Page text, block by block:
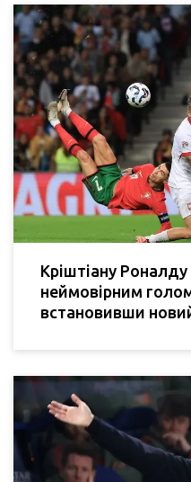
Кріштіану Роналду
неймовірним голом
встановивши